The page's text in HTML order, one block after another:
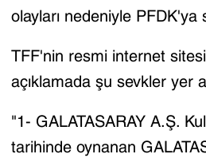
olayları nedeniyle PFDK'ya
TFF'nin resmi internet
açıklamada şu sevkler yer
"1- GALATASARAY A.Ş.
tarihinde oynanan